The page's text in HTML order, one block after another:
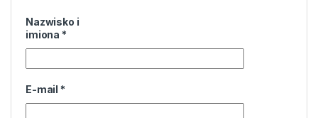
Nazwisko i
imiona *
E-mail *